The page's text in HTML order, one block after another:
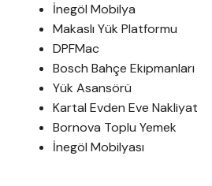
İnegöl Mobilya
Makaslı Yük Platformu
DPFMac
Bosch Bahçe Ekipmanları
Yük Asansörü
Kartal Evden Eve Nakliyat
Bornova Toplu Yemek
İnegöl Mobilyası